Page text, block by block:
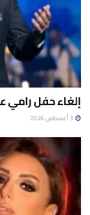
إلغاء حفل رامي